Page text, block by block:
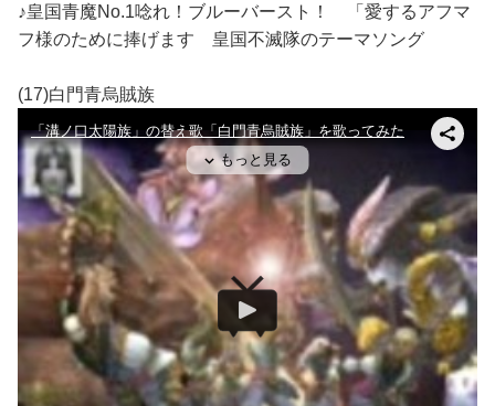
♪皇国青魔No.1唸れ！ブルーバースト！ 「愛するアフマ
フ様のために捧げます 皇国不滅隊のテーマソング
(17)白門青烏賊族